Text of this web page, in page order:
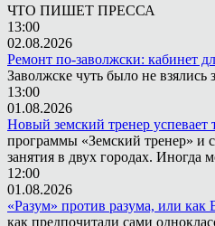
ЧТО ПИШЕТ ПРЕССА
13:00
02.08.2026
Ремонт по-заволжски: кабинет
Заволжске чуть было не
13:00
01.08.2026
Новый земский тренер
программы «Земский тренер» и
занятия в двух городах. Иногда
12:00
01.08.2026
«Разум» против разума, или как
как предпочитали сами